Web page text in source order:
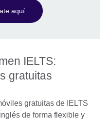
aquí
IELTS:
gratuitas
gratuitas de IELTS
de forma flexible y